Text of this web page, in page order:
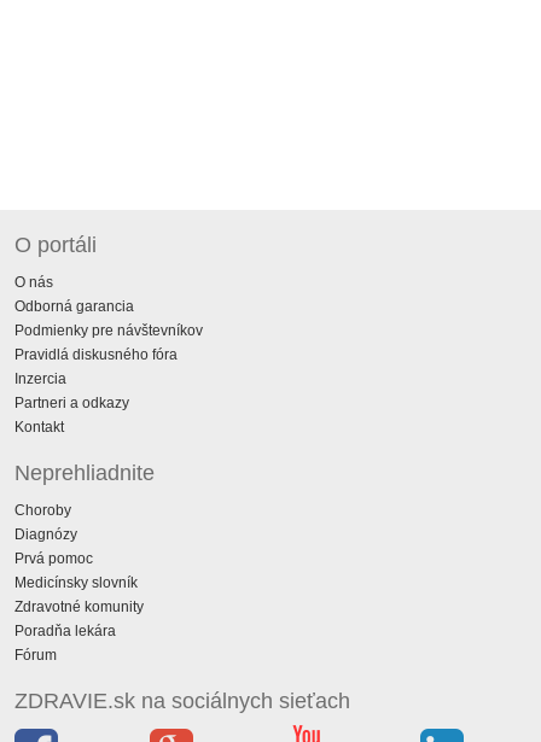
O portáli
O nás
Odborná garancia
Podmienky pre návštevníkov
Pravidlá diskusného fóra
Inzercia
Partneri a odkazy
Kontakt
Neprehliadnite
Choroby
Diagnózy
Prvá pomoc
Medicínsky slovník
Zdravotné komunity
Poradňa lekára
Fórum
ZDRAVIE.sk na sociálnych sieťach